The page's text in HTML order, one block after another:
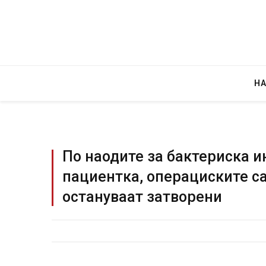
По наодите за бактериска
пациентка, операциските
остануваат затворени
Грција: Горат Парос, Андрос,
JULY 30, 2026